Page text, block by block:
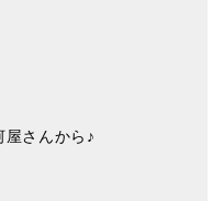
さんから♪